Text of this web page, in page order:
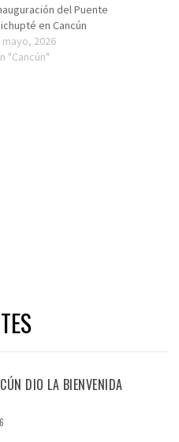
del Puente
en Cancún
mayo, 2026
"Cancún"
DIO LA BIENVENIDA